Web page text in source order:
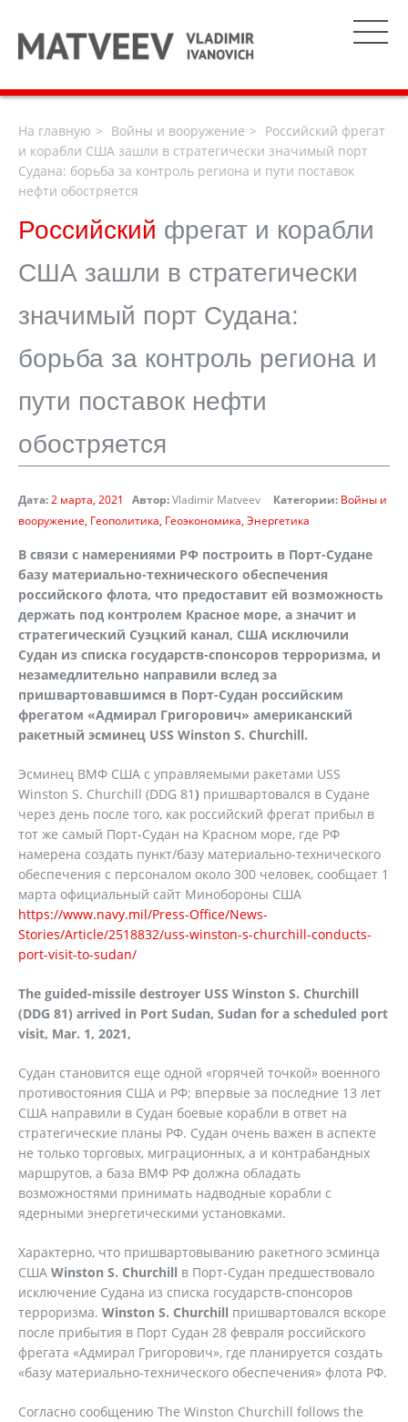
На главную Войны и вооружение
Российский фрегат
и корабли США зашли в стратегически значимый порт
Судана: борьба за контроль региона и пути поставок
нефти обостряется
Российский фрегат и корабли
США зашли в стратегически
значимый порт Судана:
борьба за контроль региона и
пути поставок нефти
обостряется
Дата:2 марта, 2021 Автор:Vladimir Matveev Категории: Войны и
вооружение Геополитика Геоэкономика Энергетика
В связи с намерениями РФ построить в Порт-Судане
базу материально-технического обеспечения
российского флота, что предоставит ей возможность
держать под контролем Красное море, а значит и
стратегический Суэцкий канал, США исключили
Судан из списка государств-спонсоров терроризма, и
незамедлительно направили вслед за
пришвартовавшимся в Порт-Судан российским
фрегатом «Адмирал Григорович» американский
ракетный эсминец USS Winston S. Churchill.
Эсминец ВМФ США с управляемыми ракетами USS
Winston S. Churchill (DDG 81) пришвартовался в Судане
через день после того, как российский фрегат прибыл в
тот же самый Порт-Судан на Красном море, где РФ
намерена создать пункт/базу материально-технического
обеспечения с персоналом около 300 человек, сообщает 1
марта официальный сайт Минобороны США
https://www.navy.mil/Press-Office/News-
Stories/Article/2518832/uss-winston-s-churchill-conducts-
port-visit-to-sudan/
The guided-missile destroyer USS Winston S. Churchill
(DDG 81) arrived in Port Sudan, Sudan for a scheduled port
visit, Mar. 1, 2021,
Судан становится еще одной «горячей точкой» военного
противостояния США и РФ; впервые за последние 13 лет
США направили в Судан боевые корабли в ответ на
стратегические планы РФ. Судан очень важен в аспекте
не только торговых, миграционных, а и контрабандных
маршрутов, а база ВМФ РФ должна обладать
возможностями принимать надводные корабли с
ядерными энергетическими установками.
Характерно, что пришвартовыванию ракетного эсминца
США Winston S. Churchill в Порт-Судан предшествовало
исключение Судана из списка государств-спонсоров
терроризма. Winston S. Churchill пришвартовался вскоре
после прибытия в Порт Судан 28 февраля российского
фрегата «Адмирал Григорович», где планируется создать
«базу материально-технического обеспечения» флота РФ.
Согласно сообщению The Winston Churchill follows the